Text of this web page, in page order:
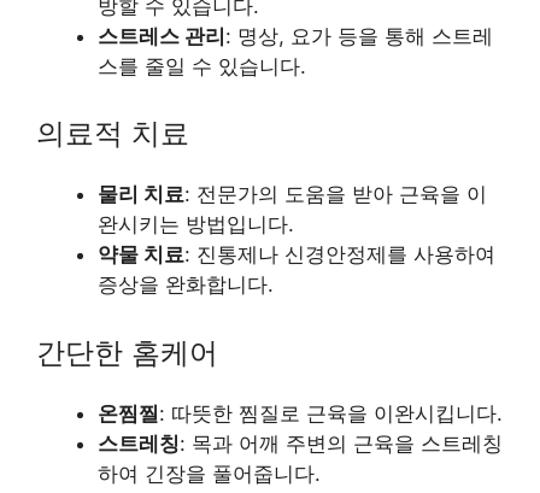
방할 수 있습니다.
스트레스 관리: 명상, 요가 등을 통해 스트레
스를 줄일 수 있습니다.
의료적 치료
물리 치료: 전문가의 도움을 받아 근육을 이
완시키는 방법입니다.
약물 치료: 진통제나 신경안정제를 사용하여
증상을 완화합니다.
간단한 홈케어
온찜찔: 따뜻한 찜질로 근육을 이완시킵니다.
스트레칭: 목과 어깨 주변의 근육을 스트레칭
하여 긴장을 풀어줍니다.